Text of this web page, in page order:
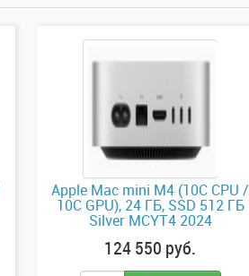
Apple Mac mini M4 (10C CPU /
10C GPU), 24 ГБ, SSD 512 ГБ
Silver MCYT4 2024
124 550 руб.